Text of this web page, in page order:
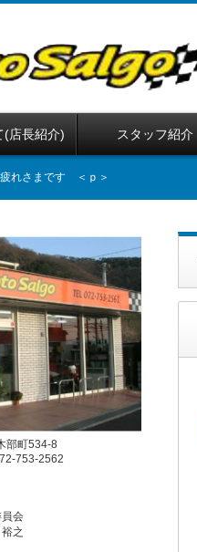
(店長紹介) スタッフ紹介
れさまです ＜ｐ＞
部町534-8
753-2562
会
之